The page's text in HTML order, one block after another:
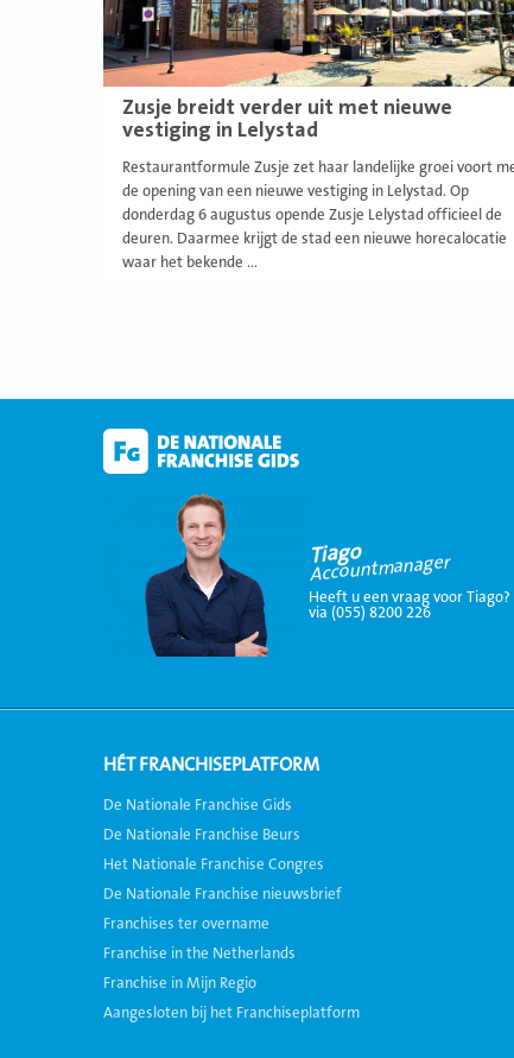
Zusje breidt verder uit met nieuwe
vestiging in Lelystad
Restaurantformule Zusje zet haar landelijke groei voort
de opening van een nieuwe vestiging in Lelystad. Op
donderdag 6 augustus opende Zusje Lelystad officieel de
deuren. Daarmee krijgt de stad een nieuwe horecalocatie
waar het bekende ...
Tiago
Accountmanager
Heeft u een vraag voor Tiago?
via (055) 8200 226
HÉT FRANCHISEPLATFORM
De Nationale Franchise Gids
De Nationale Franchise Beurs
Het Nationale Franchise Congres
De Nationale Franchise nieuwsbrief
Franchises ter overname
Franchise in the Netherlands
Franchise in Mijn Regio
Aangesloten bij het Franchiseplatform